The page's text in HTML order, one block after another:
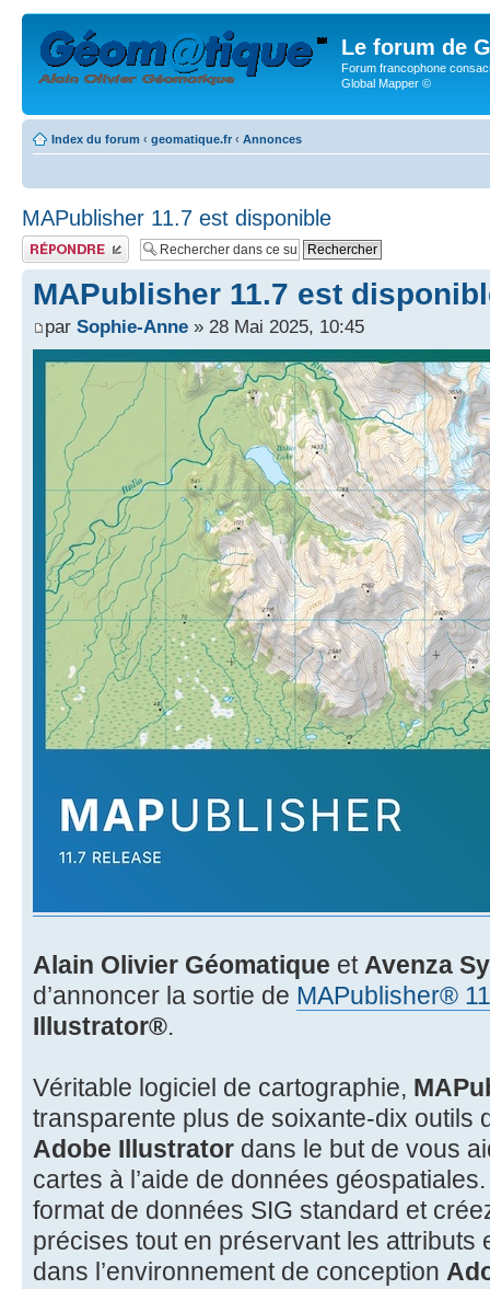
Le forum de
Forum francophone
Global Mapper ©
Index du forum ‹ geomatique.fr ‹ Annonces
MAPublisher 11.7 est disponible
Publier une réponse
MAPublisher 11.7 est
par Sophie-Anne » 28 Mai 2025, 10:45
Alain Olivier Géomatique et Avenza
d’annoncer la sortie de MAPublisher®
Illustrator®.
Véritable logiciel de cartographie,
transparente plus de soixante-dix outils
Adobe Illustrator dans le but de vous
cartes à l’aide de données
format de données SIG standard et
précises tout en préservant les attributs
dans l’environnement de conception